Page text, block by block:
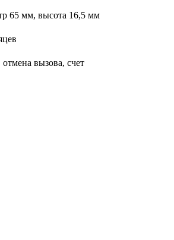
65 мм, высота 16,5 мм
вызова, счет